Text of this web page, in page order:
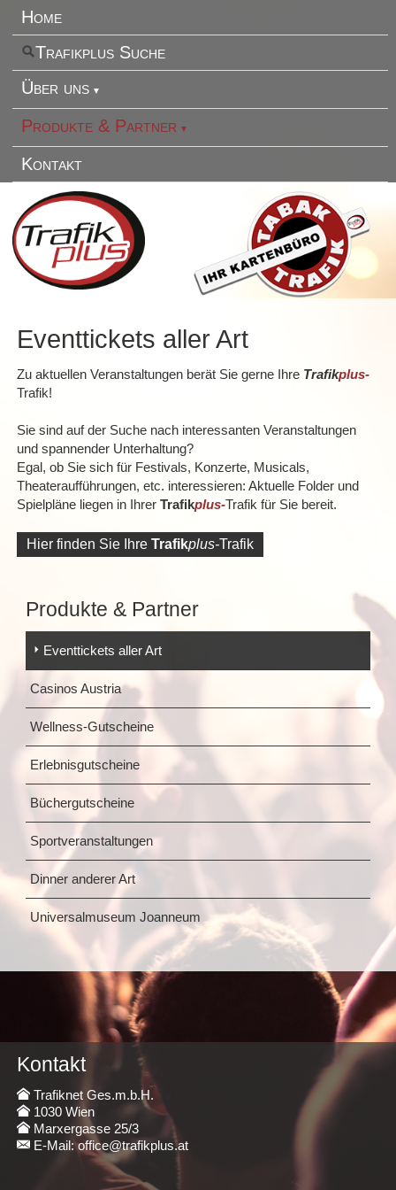
Home
Trafikplus Suche
Über uns
Produkte & Partner
Kontakt
Produkte & Partner
Eventtickets aller Art
Casinos Austria
Wellness-Gutscheine
Erlebnisgutscheine
Büchergutscheine
Sportveranstaltungen
Dinner anderer Art
Universalmuseum Joanneum
Eventtickets aller Art
Zu aktuellen Veranstaltungen berät Sie gerne Ihre Trafikplus-
Trafik!
Sie sind auf der Suche nach interessanten Veranstaltungen
und spannender Unterhaltung?
Egal, ob Sie sich für Festivals, Konzerte, Musicals,
Theateraufführungen, etc. interessieren: Aktuelle Folder und
Spielpläne liegen in Ihrer Trafikplus-Trafik für Sie bereit.
Hier finden Sie Ihre Trafikplus-Trafik
Kontakt
Trafiknet Ges.m.b.H.
1030 Wien
Marxergasse 25/3
E-Mail: office@trafikplus.at